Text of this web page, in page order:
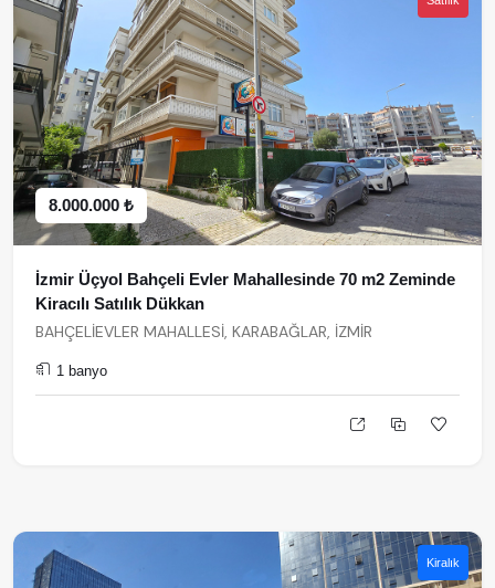
8.000.000 ₺
İzmir Üçyol Bahçeli Evler Mahallesinde 70 m2 Zeminde
Kiracılı Satılık Dükkan
BAHÇELİEVLER MAHALLESİ, KARABAĞLAR, İZMİR
1 banyo
Kiralık